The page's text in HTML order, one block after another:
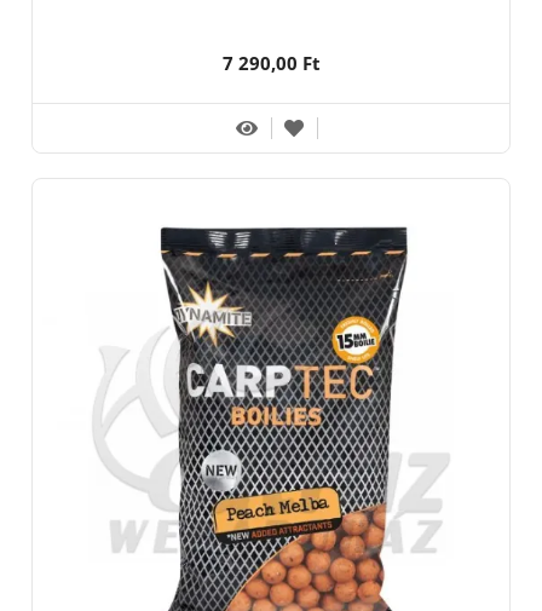
7 290,00 Ft